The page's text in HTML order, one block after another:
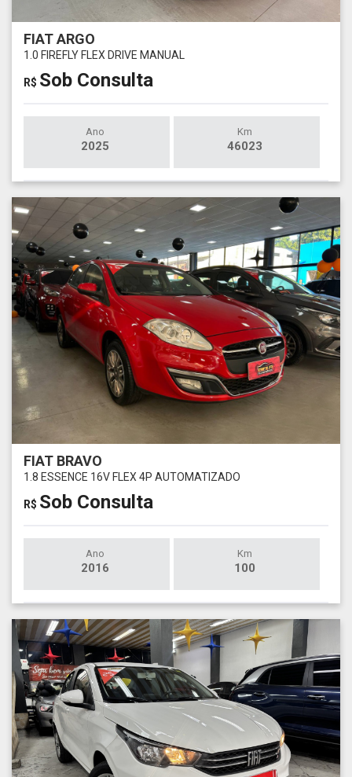
FIAT ARGO
1.0 FIREFLY FLEX DRIVE MANUAL
R$ Sob Consulta
Ano
2025
Km
46023
FIAT BRAVO
1.8 ESSENCE 16V FLEX 4P AUTOMATIZADO
R$ Sob Consulta
Ano
2016
Km
100